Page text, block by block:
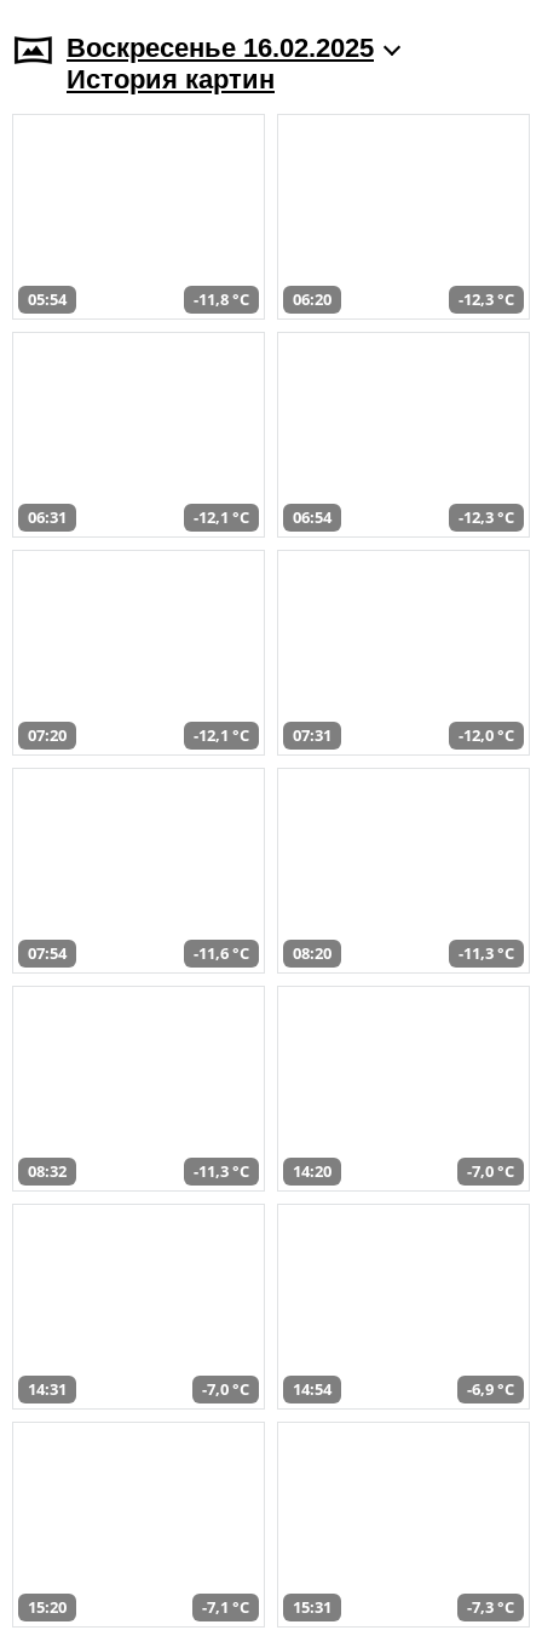
Воскресенье 16.02.2025
История картин
05:54 -11,8 °C 06:20 -12,3 °C
06:31 -12,1 °C 06:54 -12,3 °C
07:20 -12,1 °C 07:31 -12,0 °C
07:54 -11,6 °C 08:20 -11,3 °C
08:32 -11,3 °C 14:20 -7,0 °C
14:31 -7,0 °C 14:54 -6,9 °C
15:20 -7,1 °C 15:31 -7,3 °C